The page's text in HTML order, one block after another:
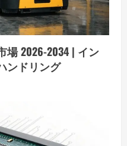
場 2026-2034 | イン
ンドリング